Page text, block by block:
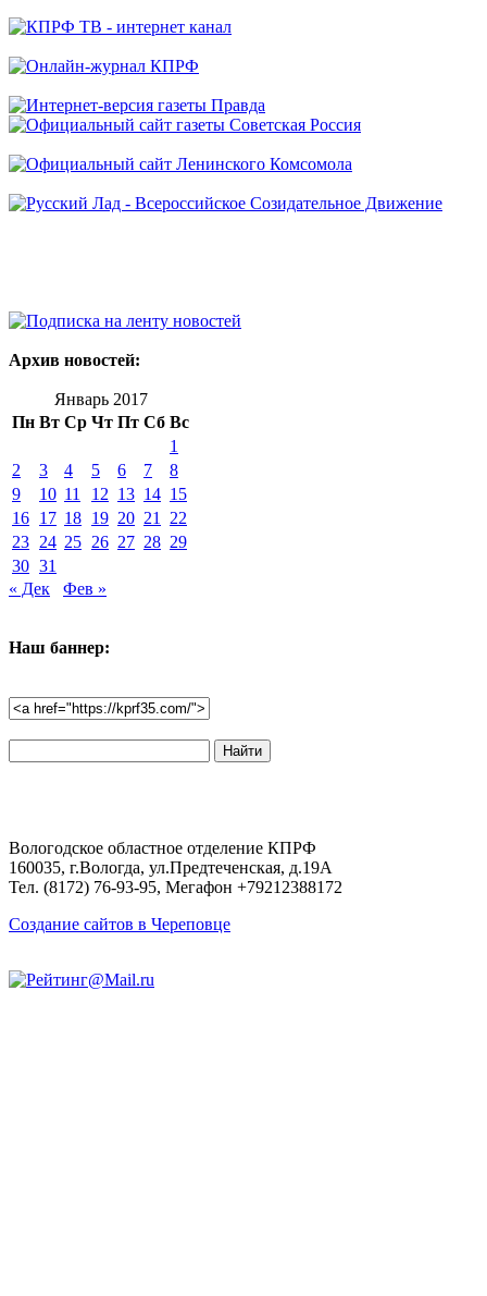
Архив новостей:
Январь 2017
Пн Вт Ср Чт Пт Сб Вс
1
2
3 4 5 6 7
8
9
10 11 12 13 14 15
16 17 18 19 20 21
22
23 24 25 26 27 28 29
30 31
« Дек
Фев »
Наш баннер:
по
Вологодское областное отделение КПРФ
160035, г.Вологда, ул.Предтеченская, д.19А
Тел. (8172) 76-93-95, Мегафон +79212388172
Создание сайтов в Череповце